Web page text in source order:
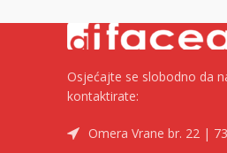
Osjećajte se slobodno da
kontaktirate:
Omera Vrane br. 22 |